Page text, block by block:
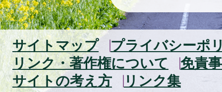
サイトマップ
プライバシーポ
リンク・著作権について
免責
サイトの考え方
リンク集